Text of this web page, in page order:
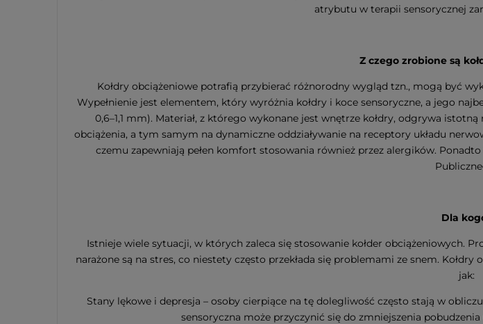
atrybutu w terapii sensorycznej
Z czego zrobione są
Kołdry obciążeniowe potrafią przybierać różnorodny wygląd tzn., mogą być
Wypełnienie jest elementem, który wyróżnia kołdry i koce sensoryczne, a jego
0,6–1,1 mm). Materiał, z którego wykonane jest wnętrze kołdry, odgrywa
obciążenia, a tym samym na dynamiczne oddziaływanie na receptory układu
czemu zapewniają pełen komfort stosowania również przez alergików.
Dla
Istnieje wiele sytuacji, w których zaleca się stosowanie kołder obciążeniowych.
narażone są na stres, co niestety często przekłada się problemami ze snem.
jak:
Stany lękowe i depresja – osoby cierpiące na tę dolegliwość często stają w
sensoryczna może przyczynić się do zmniejszenia